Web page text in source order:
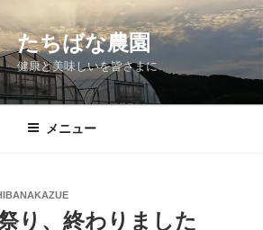
たちばな農園
健康と美味しいを皆さまに
メニュー
り、終わりました